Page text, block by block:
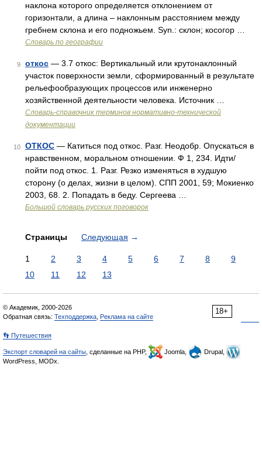
наклона которого определяется отклонением от
горизонтали, а длина – наклонным расстоянием между
гребнем склона и его подножьем. Syn.: склон; косогор …
Словарь по географии
9 откос — 3.7 откос: Вертикальный или крутонаклонный
участок поверхности земли, сформированный в результате
рельефообразующих процессов или инженерно
хозяйственной деятельности человека. Источник …
Словарь-справочник терминов нормативно-технической
документации
10 ОТКОС — Катиться под откос. Разг. Неодобр. Опускаться в
нравственном, моральном отношении. Ф 1, 234. Идти/
пойти под откос. 1. Разг. Резко изменяться в худшую
сторону (о делах, жизни в целом). СПП 2001, 59; Мокиенко
2003, 68. 2. Попадать в беду. Сергеева …
Большой словарь русских поговорок
Страницы Следующая →
1 2 3 4 5 6 7 8
9
10
11 12 13
18+
© Академик, 2000-2026
Обратная связь: Техподдержка Реклама на сайте
👣 Путешествия
Экспорт словарей на сайты , сделанные на PHP, Joomla,
Drupal,
WordPress, MODx.